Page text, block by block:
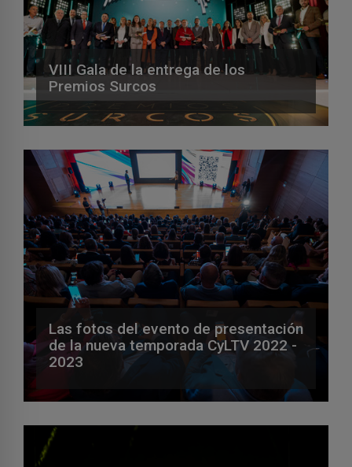
VIII Gala de la entrega de los
Premios Surcos
Las fotos del evento de presentación
de la nueva temporada CyLTV 2022 -
2023